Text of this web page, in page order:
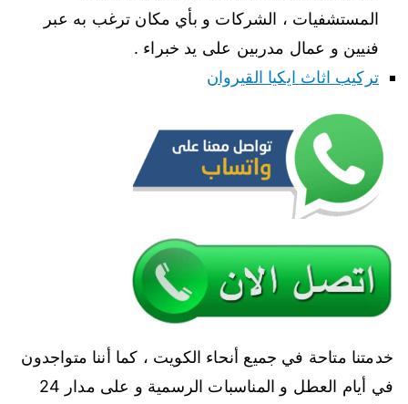
المستشفيات ، الشركات و بأي مكان ترغب به عبر
فنيين و عمال مدربين على يد خبراء .
تركيب اثاث ايكيا القيروان
خدمتنا متاحة في جميع أنحاء الكويت ، كما أننا متواجدون
في أيام العطل و المناسبات الرسمية و على مدار 24